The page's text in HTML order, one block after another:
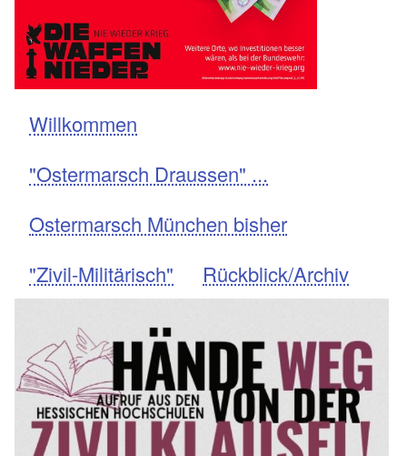
Navigation
Willkommen
"Ostermarsch Draussen" ...
Ostermarsch München bisher
"Zivil-Militärisch"
Rückblick/Archiv